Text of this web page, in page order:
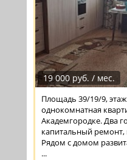
19 000 руб. / мес.
Площадь 39/19/9,
однокомнатная
Академгородке. Два
капитальный ремонт,
Рядом с домом
...